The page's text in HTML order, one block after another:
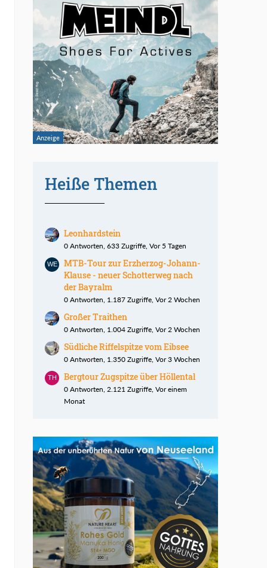
Heiße Themen
Leonhardstein
0 Antworten, 633 Zugriffe, Vor 5 Tagen
MTB-Tour zur Erzherzog-Johann-
Klause - neuer Schotterweg nach
der Bayralm
0 Antworten, 1.187 Zugriffe, Vor 2 Wochen
Großer Traithen
0 Antworten, 1.004 Zugriffe, Vor 2 Wochen
Südliche Riffelspitze vom Eibsee
0 Antworten, 1.350 Zugriffe, Vor 3 Wochen
Bergtour Zugspitze über Höllental
0 Antworten, 2.121 Zugriffe, Vor einem
Monat